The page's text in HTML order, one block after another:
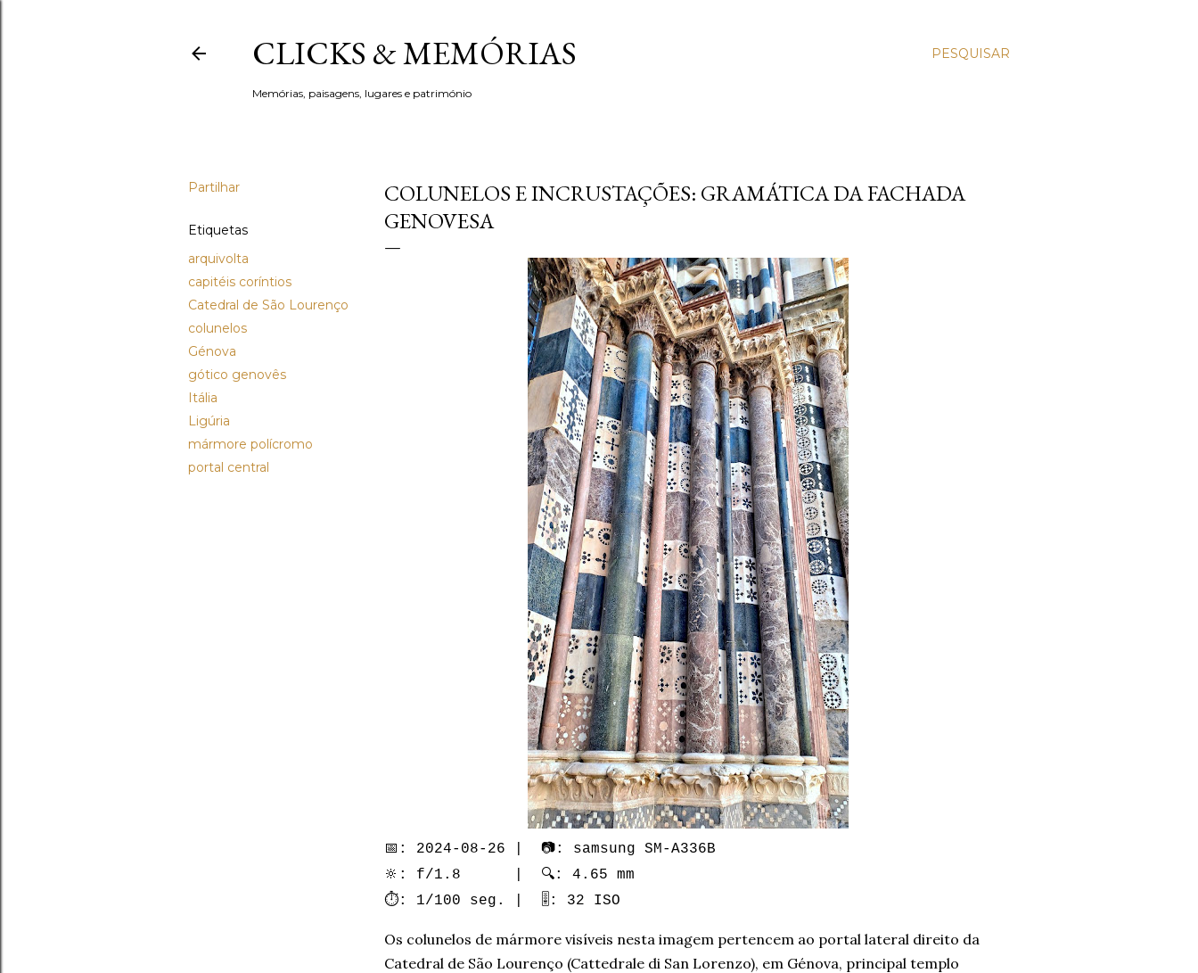
PESQUISAR
CLICKS & MEMÓRIAS
Memórias, paisagens, lugares e património
Partilhar
Etiquetas
arquivolta
capitéis coríntios
Catedral de São Lourenço
colunelos
Génova
gótico genovês
Itália
Ligúria
mármore polícromo
portal central
COLUNELOS E INCRUSTAÇÕES: GRAMÁTICA DA FACHADA
GENOVESA
📅: 2024-08-26 | 📷: samsung SM-A336B
🔆: f/1.8 | 🔍: 4.65 mm
⏱️: 1/100 seg. | 🎚️: 32 ISO
Os colunelos de mármore visíveis nesta imagem pertencem ao portal lateral direito da
Catedral de São Lourenço (Cattedrale di San Lorenzo), em Génova, principal templo